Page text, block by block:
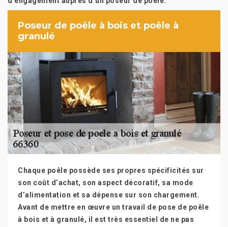
Poseur de poêle à bois et poêle à
granulé
Chaque poêle possède ses propres spécificités sur
son coût d’achat, son aspect décoratif, sa mode
d’alimentation et sa dépense sur son chargement.
Avant de mettre en œuvre un travail de pose de poêle
à bois et à granulé, il est très essentiel de ne pas